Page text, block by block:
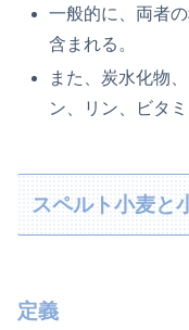
一般的に、両者
含まれる。
また、炭水化物
ン、リン、ビタ
スペルト小麦と
定義